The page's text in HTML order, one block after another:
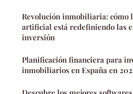
Revolución inmobiliaria: cómo
artificial está redefiniendo las
inversión
Planificación financiera para
inmobiliarios en España en